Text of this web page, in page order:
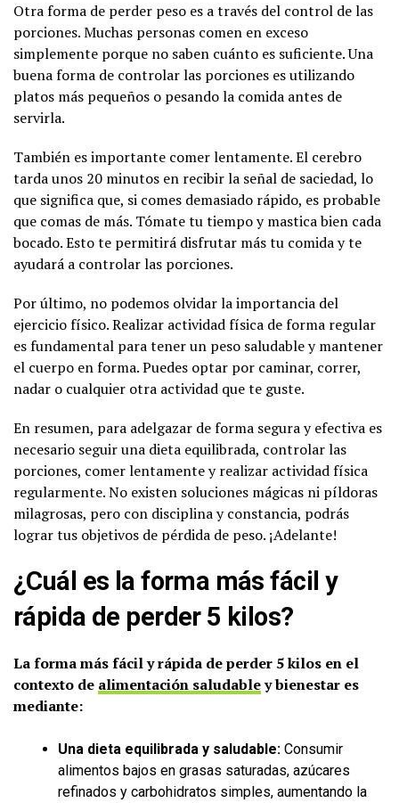
Otra forma de perder peso es a través del control de las
porciones. Muchas personas comen en exceso
simplemente porque no saben cuánto es suficiente. Una
buena forma de controlar las porciones es utilizando
platos más pequeños o pesando la comida antes de
servirla.
También es importante comer lentamente. El cerebro
tarda unos 20 minutos en recibir la señal de saciedad, lo
que significa que, si comes demasiado rápido, es probable
que comas de más. Tómate tu tiempo y mastica bien cada
bocado. Esto te permitirá disfrutar más tu comida y te
ayudará a controlar las porciones.
Por último, no podemos olvidar la importancia del
ejercicio físico. Realizar actividad física de forma regular
es fundamental para tener un peso saludable y mantener
el cuerpo en forma. Puedes optar por caminar, correr,
nadar o cualquier otra actividad que te guste.
En resumen, para adelgazar de forma segura y efectiva es
necesario seguir una dieta equilibrada, controlar las
porciones, comer lentamente y realizar actividad física
regularmente. No existen soluciones mágicas ni píldoras
milagrosas, pero con disciplina y constancia, podrás
lograr tus objetivos de pérdida de peso. ¡Adelante!
¿Cuál es la forma más fácil y
rápida de perder 5 kilos?
La forma más fácil y rápida de perder 5 kilos en el
contexto de alimentación saludabley bienestar es
mediante:
Una dieta equilibrada y saludable: Consumir
alimentos bajos en grasas saturadas, azúcares
refinados y carbohidratos simples, aumentando la